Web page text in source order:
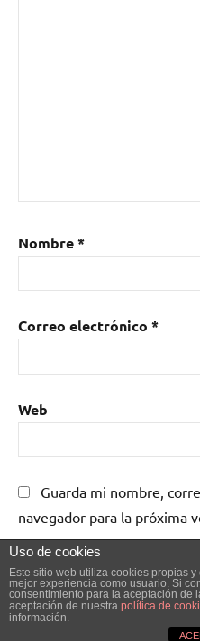
Nombre*
Correo electrónico *
Web
Guarda mi nombre,
navegador para la próxima
Tema de WordPress: Dynamico
Uso de cookies
Este sitio web utiliza cookies propias
mejor experiencia como usuario. Si
consentimiento para la aceptación de
aceptación de nuestra política de
información.